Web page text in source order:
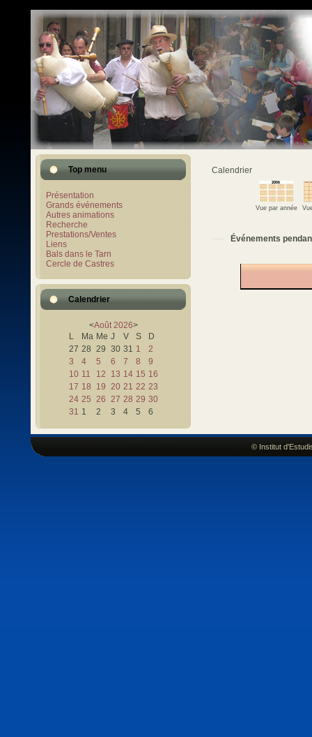
Top menu
Présentation
Grands événements
Autres animations
Recherche
Prestations/Ventes
Liens
Bals dans le Tarn
Cercle de Castres
Calendrier
<Août 2026>
L
Ma Me J V S
D
27 28 29 30 31 1
2
3
4 5 6 7 8
9
10 11 12 13 14 15 16
17 18 19 20 21 22 23
24 25 26 27 28 29 30
31 1 2 3 4 5 6
Calendrier
Vue par année
Événements
© Institut